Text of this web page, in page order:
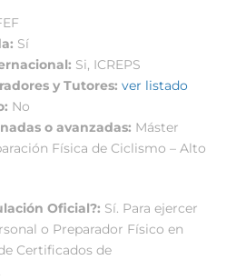
Sí
Si, ICREPS
y Tutores: ver listado
No
o avanzadas: Máster
Física de Ciclismo – Alto
Oficial?: Sí. Para ejercer
o Preparador Físico en
Certificados de